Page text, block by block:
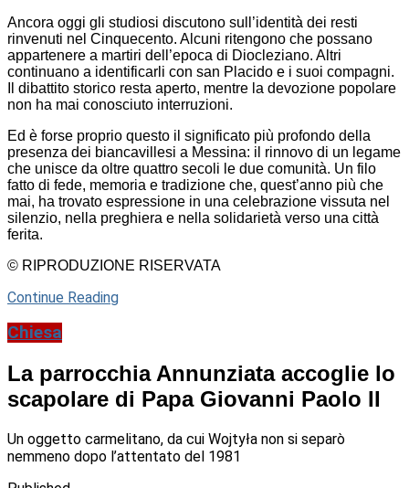
Ancora oggi gli studiosi discutono sull’identità dei resti
rinvenuti nel Cinquecento. Alcuni ritengono che possano
appartenere a martiri dell’epoca di Diocleziano. Altri
continuano a identificarli con san Placido e i suoi compagni.
Il dibattito storico resta aperto, mentre la devozione popolare
non ha mai conosciuto interruzioni.
Ed è forse proprio questo il significato più profondo della
presenza dei biancavillesi a Messina: il rinnovo di un legame
che unisce da oltre quattro secoli le due comunità. Un filo
fatto di fede, memoria e tradizione che, quest’anno più che
mai, ha trovato espressione in una celebrazione vissuta nel
silenzio, nella preghiera e nella solidarietà verso una città
ferita.
© RIPRODUZIONE RISERVATA
Continue Reading
Chiesa
La parrocchia Annunziata accoglie lo
scapolare di Papa Giovanni Paolo II
Un oggetto carmelitano, da cui Wojtyła non si separò
nemmeno dopo l’attentato del 1981